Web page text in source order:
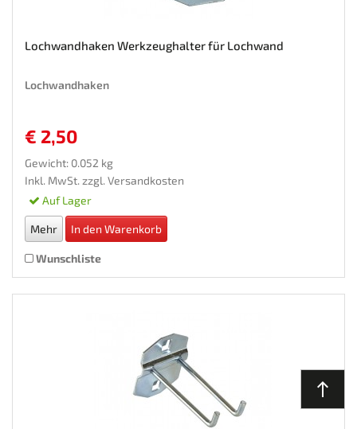
Lochwandhaken Werkzeughalter für Lochwand
Lochwandhaken
€ 2,50
Gewicht: 0.052 kg
Inkl. MwSt. zzgl. Versandkosten
Auf Lager
Mehr In den Warenkorb
Wunschliste
north